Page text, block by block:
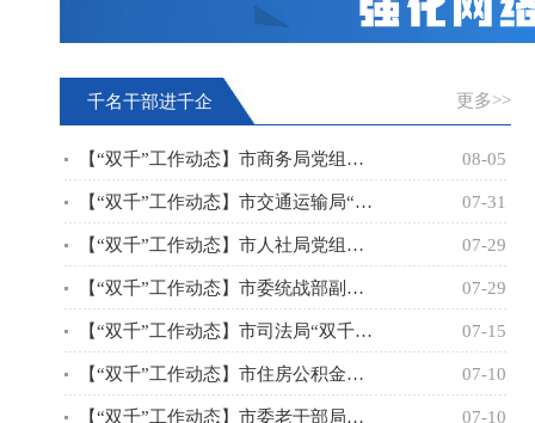
千名干部进千企 更多>>
【“双千”工作动态】市商务局党组成员，副局长陈治绦到“双千” 08-05
【“双千”工作动态】市交通运输局“双千”工作专班赴湖北交投致远 07-31
【“双千”工作动态】市人社局党组成员、副局长倪志斌带领“双千” 07-29
【“双千”工作动态】市委统战部副部长、市工商联党组书记盛以茂带 07-29
【“双千”工作动态】市司法局“双千”工作专班牵头，联合局社矫科 07-15
【“双千”工作动态】市住房公积金中心二级调研员周永弘率中心“双 07-10
【“双千”工作动态】市委老干部局副局长何立群带领局“双千”工作 07-10